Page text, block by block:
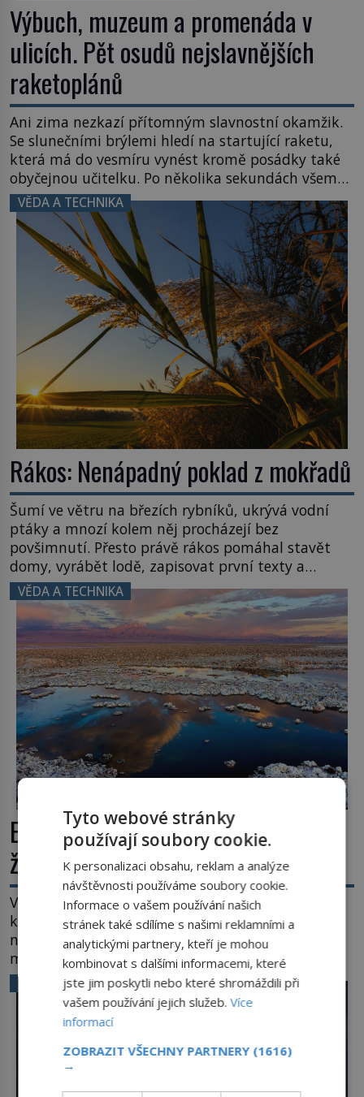
Výbuch, muzeum a promenáda v
ulicích. Pět osudů nejslavnějších
raketoplánů
Ani zima nezkazí přítomným slavnostní okamžik.
Se slunečními brýlemi hledí na startující raketu,
která má do vesmíru vynést kromě posádky také
obyčejnou učitelku. Po několika sekundách všem
ztuhnou úsměvy, stroj totiž exploduje. Jejich
konstrukce není z levného kraje, daňové
poplatníky stojí miliardy dolarů. Na druhou stranu
zvládnou jen představitelné věci. Na malé kousky
Název: Columbia První […]
VĚDA A TECHNIKA
Rákos: Nenápadný poklad z mokřadů
Šumí ve větru na březích rybníků, ukrývá vodní
ptáky a mnozí kolem něj procházejí bez
povšimnutí. Přesto právě rákos pomáhal stavět
domy, vyrábět lodě, zapisovat první texty a
inspiroval řadu pověstí. Tato skromná, ale
užitečná rostlina provází člověka už tisíce let.
Většina lidí vnímá rákos jen jako obyčejnou kulisu
letního koupání. Stačí se však podívat […]
VĚDA A TECHNIKA
Extrémní podmínky na Zemi: Kde
život přežívá navzdory všemu
Vroucí voda, mráz hluboko pod bodem mrazu,
kyseliny, smrtící tlak i pouště, kde celé roky
nespadne jediná kapka deště. Na první pohled
místa, kde nemůže existovat vůbec nic. Přesto
právě tady vědci objevují organismy, které
posouvají hranice života. Každý nový nález mění
naše představy o tom, co všechno dokáže příroda a
napovídá, kde bychom jednou […]
VĚDA A TECHNIKA
Tyto webové stránky
používají soubory cookie.
K personalizaci obsahu, reklam a analýze
návštěvnosti používáme soubory cookie.
Informace o vašem používání našich
stránek také sdílíme s našimi reklamními a
analytickými partnery, kteří je mohou
kombinovat s dalšími informacemi, které
jste jim poskytli nebo které shromáždili při
vašem používání jejich služeb.Více
informací
ZOBRAZIT VŠECHNY PARTNERY (1616)
→